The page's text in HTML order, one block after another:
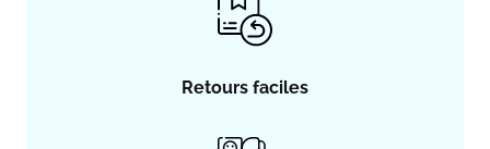
Retours faciles